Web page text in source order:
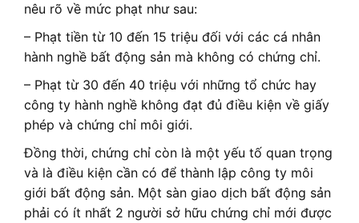
nêu rõ về mức phạt như sau:
– Phạt tiền từ 10 đến 15 triệu đối với các cá nhân
hành nghề bất động sản mà không có chứng chỉ.
– Phạt từ 30 đến 40 triệu với những tổ chức hay
công ty hành nghề không đạt đủ điều kiện về giấy
phép và chứng chỉ môi giới.
Đồng thời, chứng chỉ còn là một yếu tố quan trọng
và là điều kiện cần có để thành lập công ty môi
giới bất động sản. Một sàn giao dịch bất động sản
phải có ít nhất 2 người sở hữu chứng chỉ mới được